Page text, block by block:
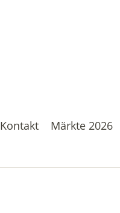
Kontakt Märkte 2026